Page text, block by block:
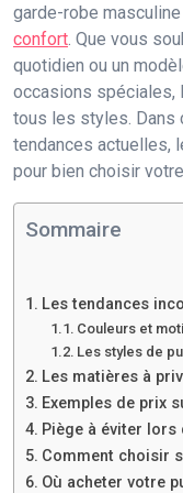
garde-robe
confort . Que vous
quotidien ou un
occasions spéciales,
tous les styles. Dans
tendances actuelles,
pour bien choisir
Sommaire
Les tendances
Couleurs et
Les styles de
Les matières à
Exemples de prix
Piège à éviter lors
Comment choisir
Où acheter votre